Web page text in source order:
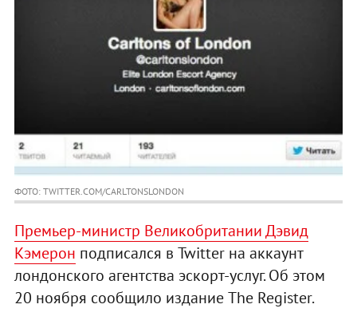
ФОТО: TWITTER.COM/CARLTONSLONDON
Премьер-министр Великобритании Дэвид
Кэмерон подписался в Twitter на аккаунт
лондонского агентства эскорт-услуг. Об этом
20 ноября сообщило издание The Register.